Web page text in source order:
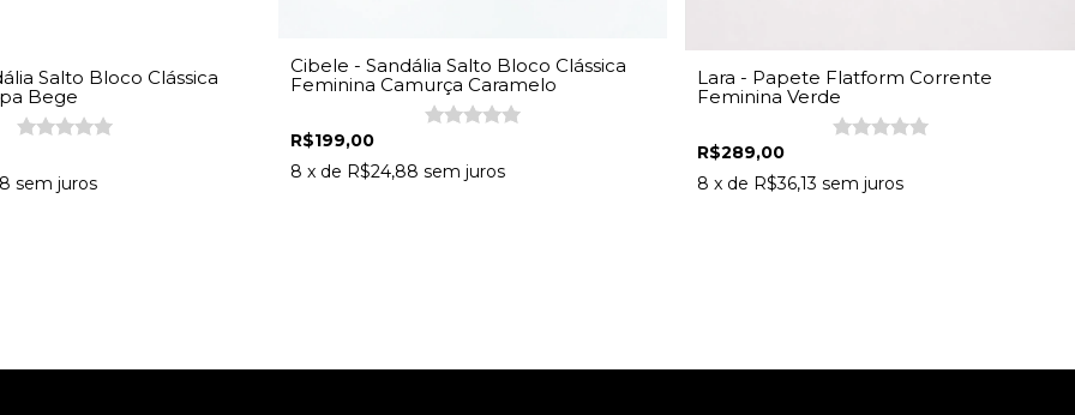
Salto Bloco Clássica
Bege
sem juros
Cibele - Sandália Salto Bloco Clássica
Feminina Camurça Caramelo
R$199,00
8 x de R$24,88 sem juros
Lara - Papete Flatform Corrente
Feminina Verde
R$289,00
8 x de R$36,13 sem juros